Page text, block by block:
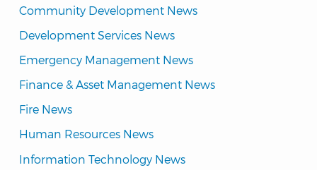
Community Development News
Development Services News
Emergency Management News
Finance & Asset Management News
Fire News
Human Resources News
Information Technology News